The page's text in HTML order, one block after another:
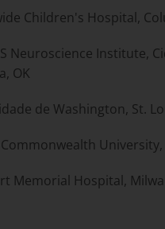
Children's Hospital,
Neuroscience Institute,
OK
de Washington, St.
Memorial Hospital,